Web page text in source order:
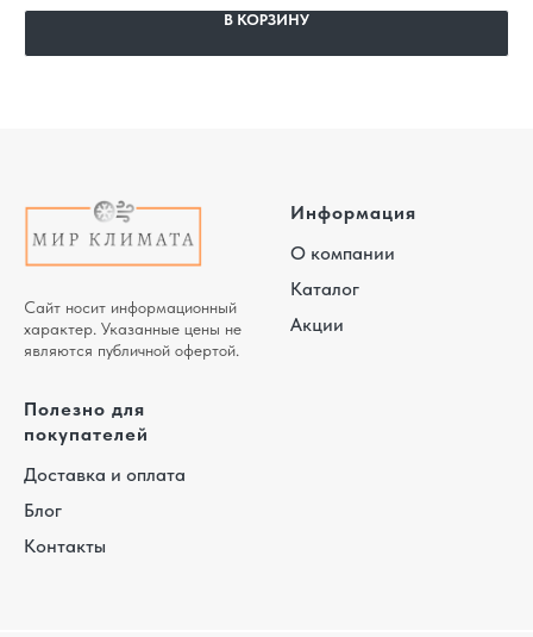
В КОРЗИНУ
Сайт носит информационный
характер. Указанные цены не
являются публичной офертой.
Информация
О компании
Каталог
Акции
Полезно для
покупателей
Доставка и оплата
Блог
Контакты